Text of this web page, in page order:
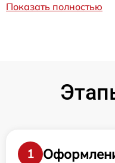
Показать полностью
1